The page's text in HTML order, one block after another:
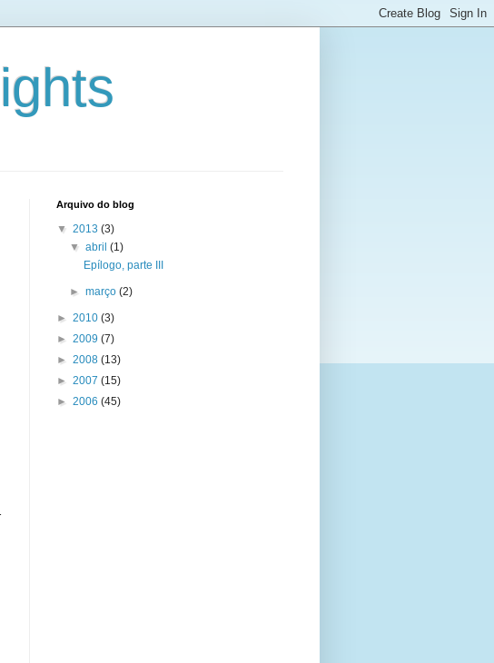
Arquivo do blog
▼ 2013 (3)
▼abril(1)
Epílogo, parte III
►março(2)
► 2010 (3)
► 2009 (7)
► 2008 (13)
► 2007 (15)
► 2006 (45)